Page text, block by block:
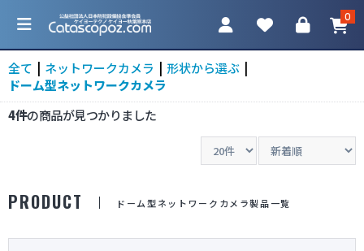
0
全て ネットワークカメラ 形状から選ぶ
ドーム型ネットワークカメラ
4件の商品が見つかりました
PRODUCT ドーム型ネットワークカメラ製品一覧
カテゴリ一覧
防犯カメラ
ネットワークカメラ